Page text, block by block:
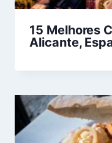
15 Melhores
Alicante,